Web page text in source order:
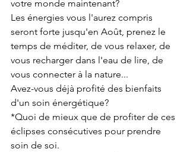
votre monde maintenant?
Les énergies vous l'aurez compris
seront forte jusqu'en Août, prenez le
temps de méditer, de vous relaxer, de
vous recharger dans l'eau de lire, de
vous connecter à la nature...
Avez-vous déjà profité des bienfaits
d'un soin énergétique?
*Quoi de mieux que de profiter de ces
éclipses consécutives pour prendre
soin de soi.